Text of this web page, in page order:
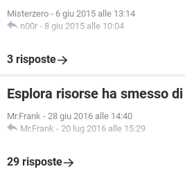
Misterzero - 6 giu 2015 alle 13:14
n00r - 8 giu 2015 alle 10:04
3 risposte
Esplora risorse ha smesso
Mr.Frank - 28 giu 2016 alle 14:40
Mr.Frank - 20 lug 2016 alle 15:29
29 risposte